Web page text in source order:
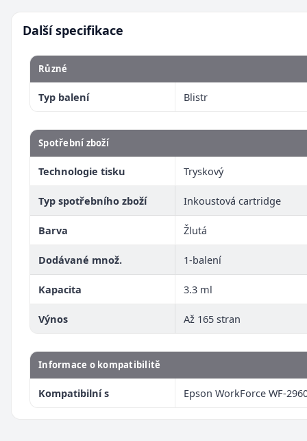
Další specifikace
Různé
Typ balení Blistr
Spotřební zboží
Technologie tisku Tryskový
Typ spotřebního zboží Inkoustová cartridge
Barva Žlutá
Dodávané množ. 1-balení
Kapacita 3.3 ml
Výnos Až 165 stran
Informace o kompatibilitě
Kompatibilní s Epson WorkForce WF-